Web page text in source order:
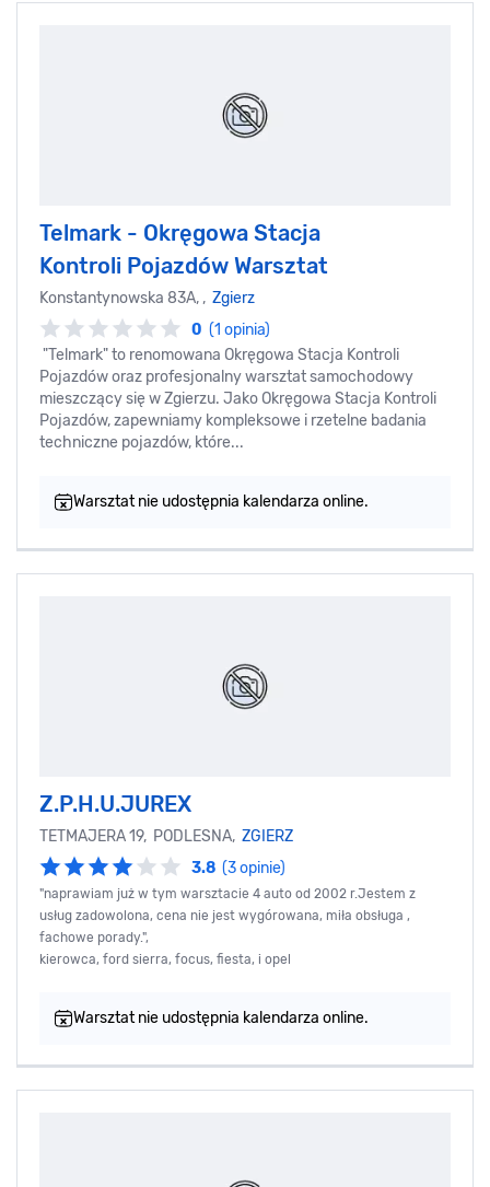
Telmark - Okręgowa Stacja
Kontroli Pojazdów Warsztat
Konstantynowska 83A, , Zgierz
0 (1 opinia)
"Telmark" to renomowana Okręgowa Stacja Kontroli
Pojazdów oraz profesjonalny warsztat samochodowy
mieszczący się w Zgierzu. Jako Okręgowa Stacja Kontroli
Pojazdów, zapewniamy kompleksowe i rzetelne badania
techniczne pojazdów, które...
Warsztat nie udostępnia kalendarza online.
Z.P.H.U.JUREX
TETMAJERA 19, PODLESNA, ZGIERZ
3.8 (3 opinie)
"naprawiam już w tym warsztacie 4 auto od 2002 r.Jestem z
usług zadowolona, cena nie jest wygórowana, miła obsługa ,
fachowe porady.",
kierowca, ford sierra, focus, fiesta, i opel
Warsztat nie udostępnia kalendarza online.